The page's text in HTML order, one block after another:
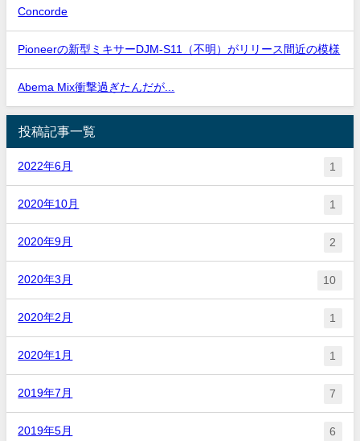
Concorde
Pioneerの新型ミキサーDJM-S11（不明）がリリース間近の模様
Abema Mix衝撃過ぎたんだが...
投稿記事一覧
2022年6月 1
2020年10月 1
2020年9月 2
2020年3月 10
2020年2月 1
2020年1月 1
2019年7月 7
2019年5月 6